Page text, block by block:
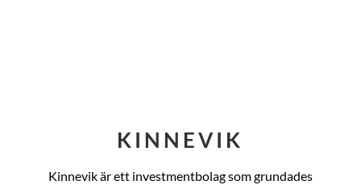
KINNEVIK
Kinnevik är ett investmentbolag som grundades